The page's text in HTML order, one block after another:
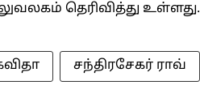
தெரிவித்து உள்ளது.
சந்திரசேகர் ராவ்